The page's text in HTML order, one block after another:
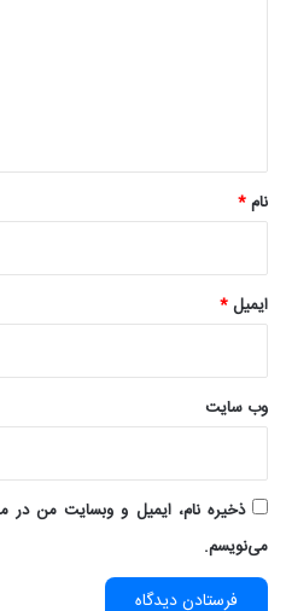
نام*
ایمیل*
وب‌ سایت
ذخیره نام، ایمیل و وبسایت من در
می‌نویسم.